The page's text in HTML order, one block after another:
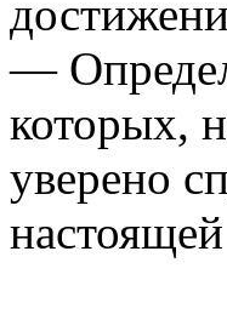
—
которых,
уверено